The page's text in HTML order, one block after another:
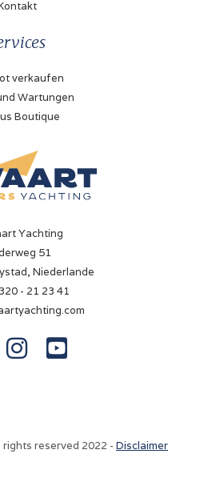
verkaufen
Wartungen
Boutique
Yachting
51
Niederlande
- 21 23 41
 
reserved 2022 - Disclaimer